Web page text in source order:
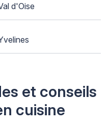
d'Oise
et conseils
cuisine